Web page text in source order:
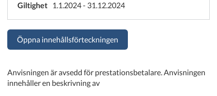
Giltighet 1.1.2024 - 31.12.2024
Öppna innehållsförteckningen
Anvisningen är avsedd för prestationsbetalare. Anvisningen
innehåller en beskrivning av